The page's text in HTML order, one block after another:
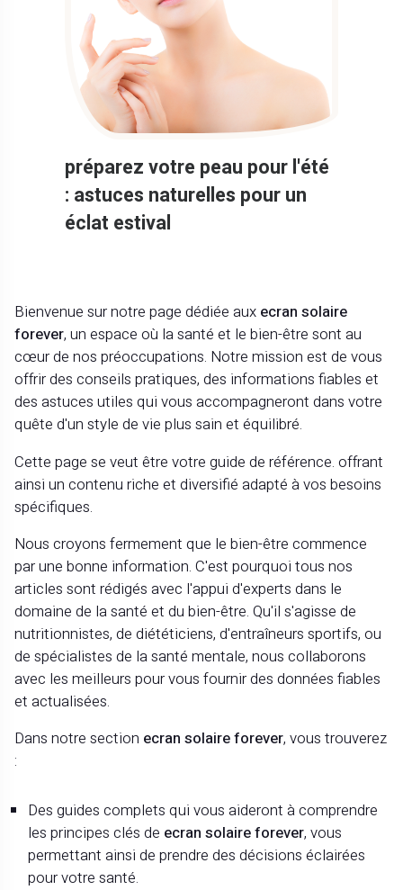
préparez votre peau pour l'été
: astuces naturelles pour un
éclat estival
Bienvenue sur notre page dédiée aux ecran solaire
forever, un espace où la santé et le bien-être sont au
cœur de nos préoccupations. Notre mission est de vous
offrir des conseils pratiques, des informations fiables et
des astuces utiles qui vous accompagneront dans votre
quête d'un style de vie plus sain et équilibré.
Cette page se veut être votre guide de référence. offrant
ainsi un contenu riche et diversifié adapté à vos besoins
spécifiques.
Nous croyons fermement que le bien-être commence
par une bonne information. C'est pourquoi tous nos
articles sont rédigés avec l'appui d'experts dans le
domaine de la santé et du bien-être. Qu'il s'agisse de
nutritionnistes, de diététiciens, d'entraîneurs sportifs, ou
de spécialistes de la santé mentale, nous collaborons
avec les meilleurs pour vous fournir des données fiables
et actualisées.
Dans notre section ecran solaire forever, vous trouverez
:
Des guides complets qui vous aideront à comprendre
les principes clés de ecran solaire forever, vous
permettant ainsi de prendre des décisions éclairées
pour votre santé.